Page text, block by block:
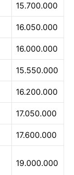
15.700.000
16.050.000
16.000.000
15.550.000
16.200.000
17.050.000
17.600.000
19.000.000